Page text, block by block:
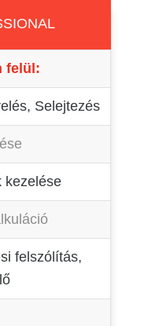
felül:
Selejtezés
kezelése
felszólítás,